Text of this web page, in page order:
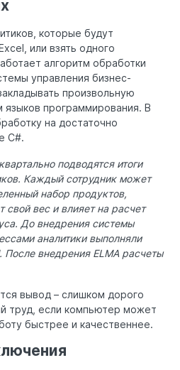
которые будут
или взять одного
алгоритм обработки
управления бизнес-
произвольную
языков программирования. В
на достаточно
C#.
подводятся итоги
Каждый сотрудник может
набор продуктов,
вес и влияет на расчет
До внедрения системы
аналитики выполняли
внедрения ELMA расчеты
вывод – слишком дорого
труд, если компьютер может
быстрее и качественнее.